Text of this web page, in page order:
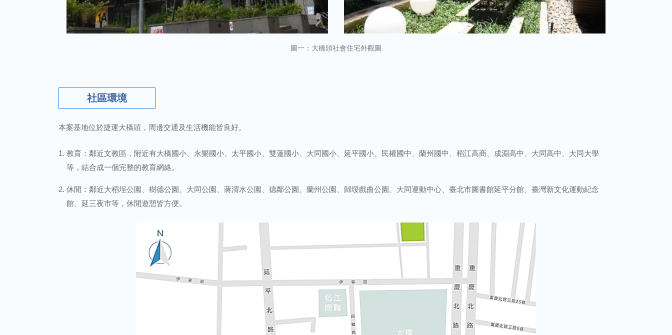
圖一：大橋頭社會住宅外觀圖
社區環境
本案基地位於捷運大橋頭，周邊交通及生活機能皆良好。
教育：鄰近文教區，附近有大橋國小、永樂國小、太平國小、雙蓮國小、大同國小、延平國小、民權國中、蘭州國中、稻江高商、成淵高中、大同高中、大同大學
等，結合成一個完整的教育網絡。
休閒：鄰近大稻埕公園、樹德公園、大同公園、蔣渭水公園、德鄰公園、蘭州公園、歸绥戲曲公園、大同運動中心、臺北市圖書館延平分館、臺灣新文化運動紀念
館、延三夜市等，休閒遊憩皆方便。